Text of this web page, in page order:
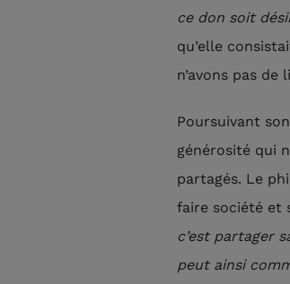
ce don soit
qu’elle
n’avons pas de
Poursuivant
générosité qui
partagés. Le
faire société et
c’est partager
peut ainsi